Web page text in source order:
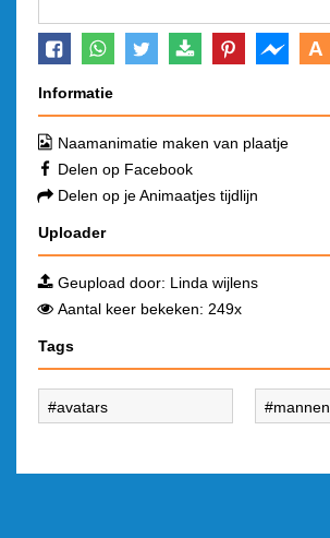
A
Informatie
Naamanimatie maken van plaatje
Delen op Facebook
Delen op je Animaatjes tijdlijn
Uploader
Geupload door: Linda wijlens
Aantal keer bekeken: 249x
Tags
avatars mannen